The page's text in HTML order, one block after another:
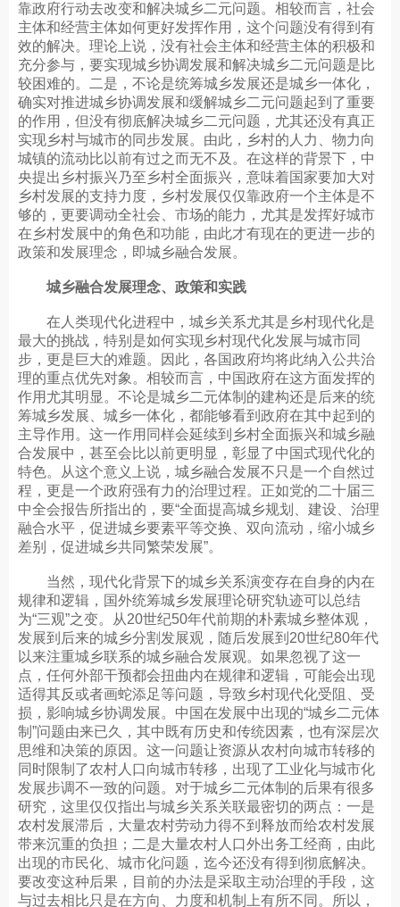
靠政府行动去改变和解决城乡二元问题。相较而言，社会
主体和经营主体如何更好发挥作用，这个问题没有得到有
效的解决。理论上说，没有社会主体和经营主体的积极和
充分参与，要实现城乡协调发展和解决城乡二元问题是比
较困难的。二是，不论是统筹城乡发展还是城乡一体化，
确实对推进城乡协调发展和缓解城乡二元问题起到了重要
的作用，但没有彻底解决城乡二元问题，尤其还没有真正
实现乡村与城市的同步发展。由此，乡村的人力、物力向
城镇的流动比以前有过之而无不及。在这样的背景下，中
央提出乡村振兴乃至乡村全面振兴，意味着国家要加大对
乡村发展的支持力度，乡村发展仅仅靠政府一个主体是不
够的，更要调动全社会、市场的能力，尤其是发挥好城市
在乡村发展中的角色和功能，由此才有现在的更进一步的
政策和发展理念，即城乡融合发展。
城乡融合发展理念、政策和实践
在人类现代化进程中，城乡关系尤其是乡村现代化是
最大的挑战，特别是如何实现乡村现代化发展与城市同
步，更是巨大的难题。因此，各国政府均将此纳入公共治
理的重点优先对象。相较而言，中国政府在这方面发挥的
作用尤其明显。不论是城乡二元体制的建构还是后来的统
筹城乡发展、城乡一体化，都能够看到政府在其中起到的
主导作用。这一作用同样会延续到乡村全面振兴和城乡融
合发展中，甚至会比以前更明显，彰显了中国式现代化的
特色。从这个意义上说，城乡融合发展不只是一个自然过
程，更是一个政府强有力的治理过程。正如党的二十届三
中全会报告所指出的，要“全面提高城乡规划、建设、治理
融合水平，促进城乡要素平等交换、双向流动，缩小城乡
差别，促进城乡共同繁荣发展”。
当然，现代化背景下的城乡关系演变存在自身的内在
规律和逻辑，国外统筹城乡发展理论研究轨迹可以总结
为“三观”之变。从20世纪50年代前期的朴素城乡整体观，
发展到后来的城乡分割发展观，随后发展到20世纪80年代
以来注重城乡联系的城乡融合发展观。如果忽视了这一
点，任何外部干预都会扭曲内在规律和逻辑，可能会出现
适得其反或者画蛇添足等问题，导致乡村现代化受阻、受
损，影响城乡协调发展。中国在发展中出现的“城乡二元体
制”问题由来已久，其中既有历史和传统因素，也有深层次
思维和决策的原因。这一问题让资源从农村向城市转移的
同时限制了农村人口向城市转移，出现了工业化与城市化
发展步调不一致的问题。对于城乡二元体制的后果有很多
研究，这里仅仅指出与城乡关系关联最密切的两点：一是
农村发展滞后，大量农村劳动力得不到释放而给农村发展
带来沉重的负担；二是大量农村人口外出务工经商，由此
出现的市民化、城市化问题，迄今还没有得到彻底解决。
要改变这种后果，目前的办法是采取主动治理的手段，这
与过去相比只是在方向、力度和机制上有所不同。所以，